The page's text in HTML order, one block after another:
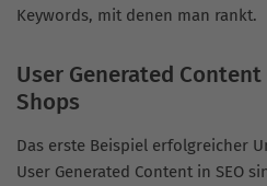
Keywords, mit denen man rankt.
User Generated
Shops
Das erste Beispiel erfolgreicher
User Generated Content in SEO